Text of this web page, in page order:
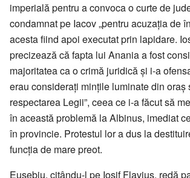
imperială pentru a convoca o curte de
condamnat pe Iacov „pentru acuzația de
acesta fiind apoi executat prin lapidare.
precizează că fapta lui Anania a fost
majoritatea ca o crimă juridică și i-a
erau considerați mințile luminate din oraș
respectarea Legii”, ceea ce i-a făcut să
în această problemă la Albinus, imediat
în provincie. Protestul lor a dus la
funcția de mare preot.
Eusebiu, citându-l pe Iosif Flavius, redă